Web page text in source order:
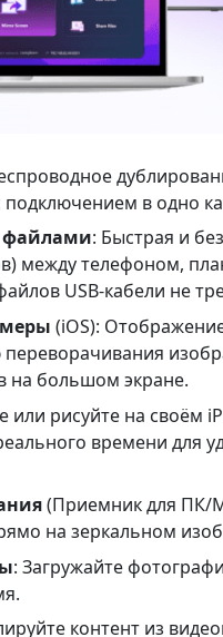
в одно
файлами: Быстрая и
между телефоном,
USB-кабели не
(iOS):
на большом экране.
или рисуйте на своём
времени для
(Приемник для ПК/
на зеркальном
: Загружайте
контент из